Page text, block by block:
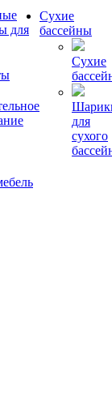
для
Сухие
бассейны
Сухие
для
сухого